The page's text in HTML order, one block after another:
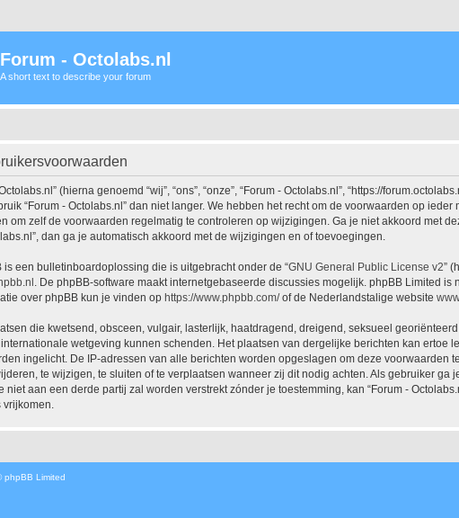
Forum - Octolabs.nl
A short text to describe your forum
(hierna genoemd “wij”, “ons”, “onze”, “Forum - Octolabs.nl”, “https://
“Forum - Octolabs.nl” dan niet langer. We hebben het recht om de voorwaarden op
om zelf de voorwaarden regelmatig te controleren op wijzigingen. Ga je niet akkoord met
dan ga je automatisch akkoord met de wijzigingen en of toevoegingen.
is een bulletinboardoplossing die is uitgebracht onder de “GNU General Public License v2”
. De phpBB-software maakt internetgebaseerde discussies mogelijk. phpBB Limited
over phpBB kun je vinden op https://www.phpbb.com/of de Nederlandstalige website
die kwetsend, obsceen, vulgair, lasterlijk, haatdragend, dreigend, seksueel
internationale wetgeving kunnen schenden. Het plaatsen van dergelijke berichten kan
ingelicht. De IP-adressen van alle berichten worden opgeslagen om deze voorwaarden
te wijzigen, te sluiten of te verplaatsen wanneer zij dit nodig achten. Als gebruiker
niet aan een derde partij zal worden verstrekt zónder je toestemming, kan “Forum -
vrijkomen.
phpBB Limited